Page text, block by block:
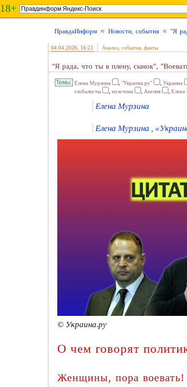
18+
ПравдаИнформ ≈ Новости, события ≈ "Я
04.04.2026 , 16:21 Анализ, события, факты
"Я рада, что ты в плену, сынок",
Елена Мурзина , "Украина.ру" , Украина
глобалисты , мужчина , Англия , Елена
Елена Мурзина
Елена Мурзина ,
© Украина.ру
О чем говорят
Женщины, пора воевать!